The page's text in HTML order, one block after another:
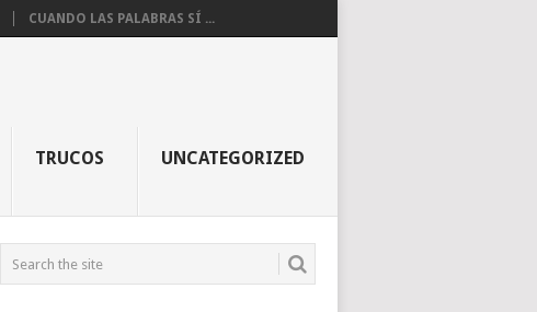
CUANDO LAS PALABRAS SÍ ...
TRUCOS UNCATEGORIZED